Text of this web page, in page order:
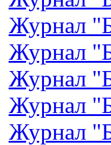
Журнал
Журнал
Журнал
Журнал
Журнал